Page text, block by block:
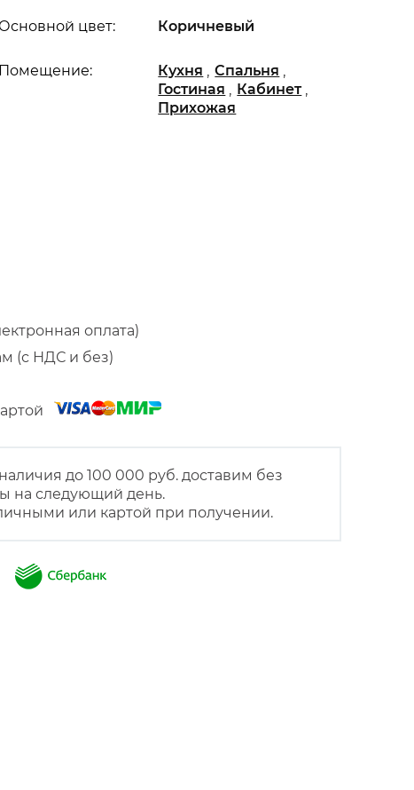
Основной цвет: Коричневый
Помещение: Кухня ,Спальня ,
Гостиная , Кабинет ,
Прихожая
оплата)
(с НДС и без)
до 100 000 руб. доставим без
на следующий день.
или картой при получении.